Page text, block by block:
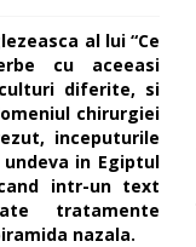
al lui “Ce
cu aceeasi
diferite, si
chirurgiei
inceputurile
in Egiptul
intr-un text
tratamente
nazala.